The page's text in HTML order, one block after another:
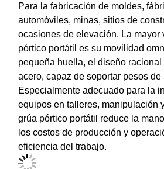
Inicio Productos
Para la fabricación de moldes,
automóviles, minas, sitios de
ocasiones de elevación. La mayor
pórtico portátil es su movilidad
pequeña huella, el diseño
acero, capaz de soportar pesos de
Especialmente adecuado para la
equipos en talleres, manipulación
grúa pórtico portátil reduce la
los costos de producción y
eficiencia del trabajo.